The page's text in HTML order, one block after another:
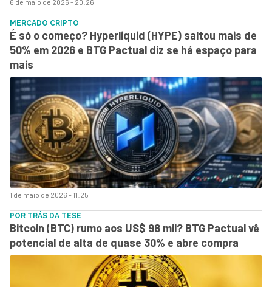
6 de maio de 2026 - 20:26
1 de maio de 2026 - 11:25
MERCADO CRIPTO
É só o começo? Hyperliquid (HYPE) saltou mais de
50% em 2026 e BTG Pactual diz se há espaço para
mais
POR TRÁS DA TESE
Bitcoin (BTC) rumo aos US$ 98 mil? BTG Pactual vê
potencial de alta de quase 30% e abre compra